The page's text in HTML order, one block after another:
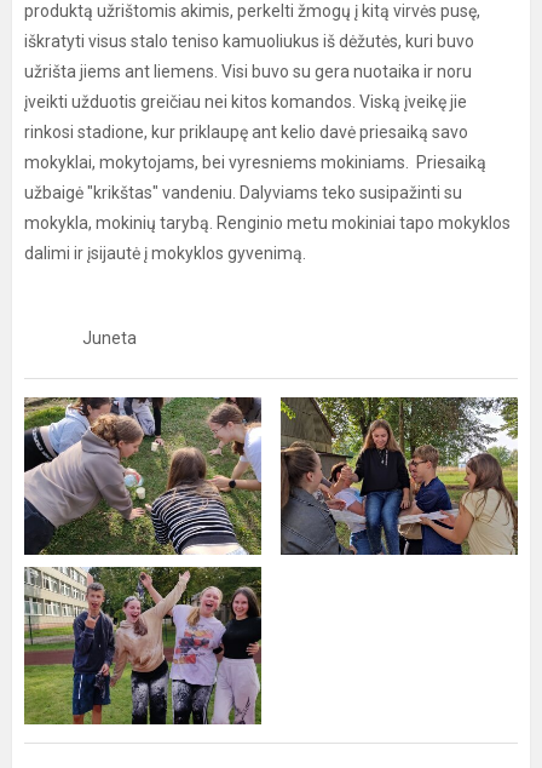
produktą užrištomis akimis, perkelti žmogų į kitą virvės pusę,
iškratyti visus stalo teniso kamuoliukus iš dėžutės, kuri buvo
užrišta jiems ant liemens. Visi buvo su gera nuotaika ir noru
įveikti užduotis greičiau nei kitos komandos. Viską įveikę jie
rinkosi stadione, kur priklaupę ant kelio davė priesaiką savo
mokyklai, mokytojams, bei vyresniems mokiniams. Priesaiką
užbaigė "krikštas" vandeniu. Dalyviams teko susipažinti su
mokykla, mokinių tarybą. Renginio metu mokiniai tapo mokyklos
dalimi ir įsijautė į mokyklos gyvenimą.
Juneta